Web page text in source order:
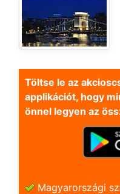
Töltse le az
applikációt, hogy
önnel legyen az
Magyarországi